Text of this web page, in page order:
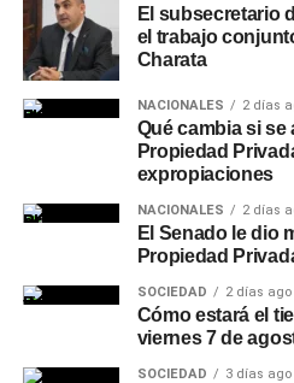
El subsecretario
el trabajo
Charata
NACIONALES 2 días
Qué cambia si se
Propiedad
expropiaciones
NACIONALES 2 días
El Senado le dio
Propiedad
SOCIEDAD 2 días ago
Cómo estará el
viernes 7 de
SOCIEDAD 3 días ago